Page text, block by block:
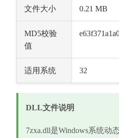
文件大小 0.21 MB
MD5校验
值
适用系统 32
DLL文件说明
7zxa.dll是Windows系统动